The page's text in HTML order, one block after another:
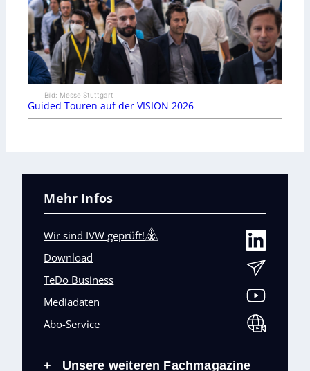
Bild: Messe Stuttgart
Guided Touren auf der VISION 2026
Mehr Infos
Wir sind IVW geprüft!
Download
TeDo Business
Mediadaten
Abo-Service
+ Unsere weiteren Fachmagazine